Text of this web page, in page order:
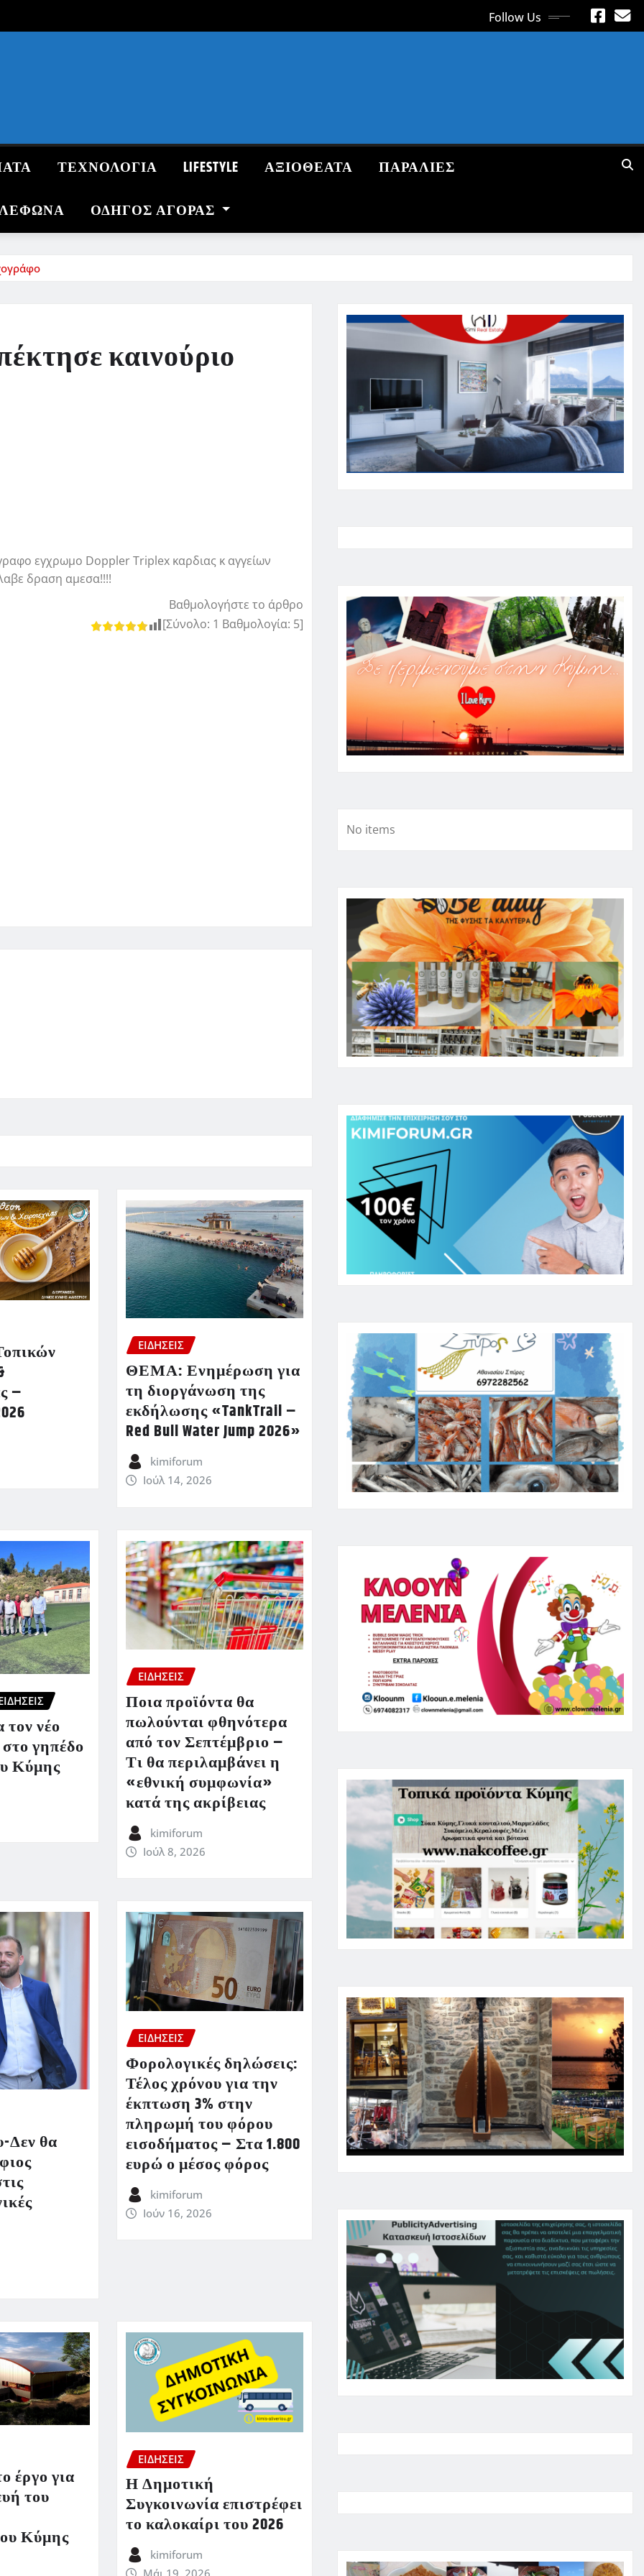
Follow Us
ΤΕΧΝΟΛΟΓΙΑ LIFESTYLE ΑΞΙΟΘΕΑΤΑ ΠΑΡΑΛΙΕΣ
ΟΔΗΓΌΣ ΑΓΟΡΆΣ
καινούριο
εγχρωμο Doppler Τriplex καρδιας κ αγγείων
δραση αμεσα!!!!
Βαθμολογήστε το άρθρο
[Σύνολο: 1 Βαθμολογία: 5]
–
ΕΙΔΗΣΕΙΣ
ΘΕΜΑ: Ενημέρωση για
τη διοργάνωση της
εκδήλωσης «TankTrail –
Red Bull Water Jump 2026»
kimiforum
Ιούλ 14, 2026
νέο
γηπέδο
Κύμης
ΕΙΔΗΣΕΙΣ
Ποια προϊόντα θα
πωλούνται φθηνότερα
από τον Σεπτέμβριο –
Τι θα περιλαμβάνει η
«εθνική συμφωνία»
κατά της ακρίβειας
kimiforum
Ιούλ 8, 2026
Δεν θα
ΕΙΔΗΣΕΙΣ
Φορολογικές δηλώσεις:
Τέλος χρόνου για την
έκπτωση 3% στην
πληρωμή του φόρου
εισοδήματος – Στα 1.800
ευρώ ο μέσος φόρος
kimiforum
Ιούν 16, 2026
έργο για
του
Κύμης
ΕΙΔΗΣΕΙΣ
Η Δημοτική
Συγκοινωνία επιστρέφει
το καλοκαίρι του 2026
kimiforum